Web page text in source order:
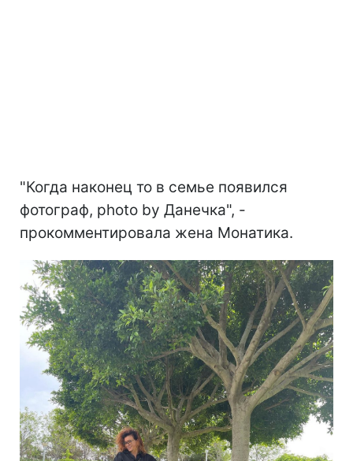
"Когда наконец то в семье появился
фотограф, photo by Данечка", -
прокомментировала жена Монатика.